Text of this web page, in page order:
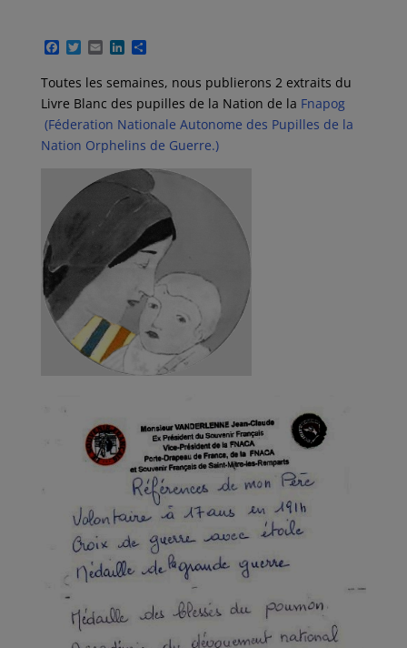
F
c
e
b
o
o
k
T
i
t
t
e
r
E
a
l
L
n
k
e
d
I
n
P
r
t
a
g
e
r
Toutes les semaines, nous publierons 2 extraits du
Livre Blanc des pupilles de la Nation de la Fnapog
(Féderation Nationale Autonome des Pupilles de la
Nation Orphelins de Guerre.)